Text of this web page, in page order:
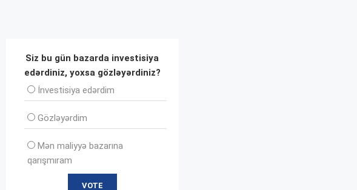
Siz bu gün bazarda investisiya
edərdiniz, yoxsa gözləyərdiniz?
İnvеstisiya edərdim
Gözləyərdim
Mən maliyyə bazarına
qarışmıram